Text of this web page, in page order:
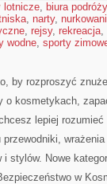
lotnicze, biura podróży
, narty,
, rejsy, rekreacja,
wodne, sporty
by rozproszyć
o kosmetykach,
lepiej
i stylów. Nowe
w